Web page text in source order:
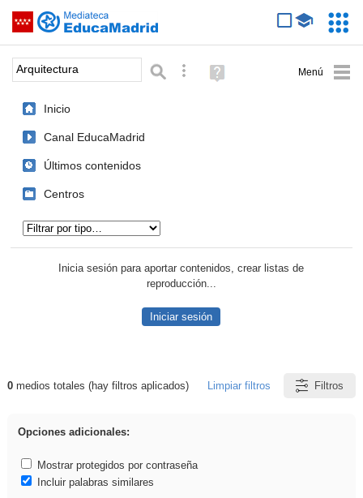
Saltar navegación
Palabra o frase: Búsqueda avanzada
Ayuda
(en
Inicio
Canal EducaMadrid
Últimos contenidos
Centros
Inicia sesión para aportar contenidos, crear listas de
reproducción...
Iniciar sesión
Resultados de: Arquitectura
0medios totales (hay filtros aplicados) Limpiar filtros Filtros
Opciones adicionales:
Mostrar protegidos por contraseña
Incluir palabras similares